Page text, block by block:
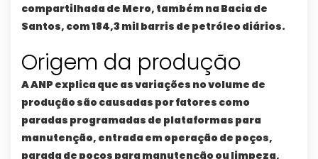
compartilhada de Mero, também na Bacia de
Santos, com 184,3 mil barris de petróleo diários.
Origem da produção
A ANP explica que as variações no volume de
produção são causadas por fatores como
paradas programadas de plataformas para
manutenção, entrada em operação de poços,
parada de poços para manutenção ou limpeza,